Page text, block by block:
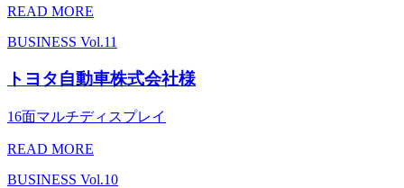
READ MORE
BUSINESS Vol.11
トヨタ自動車株式会社様
16面マルチディスプレイ
READ MORE
BUSINESS Vol.10